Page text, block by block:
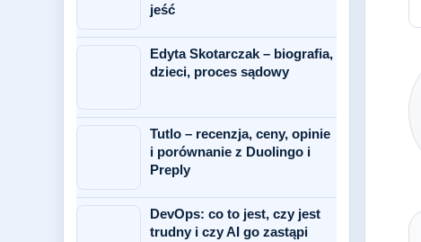
jeść
Edyta Skotarczak – biografia,
dzieci, proces sądowy
Tutlo – recenzja, ceny, opinie
i porównanie z Duolingo i
Preply
DevOps: co to jest, czy jest
trudny i czy AI go zastąpi